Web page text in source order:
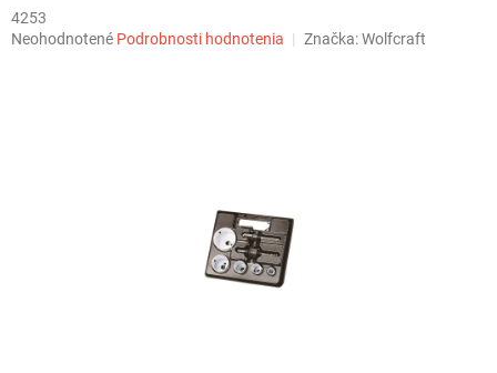
4253
Priemerné
Neohodnotené Podrobnosti hodnotenia Značka:Wolfcraft